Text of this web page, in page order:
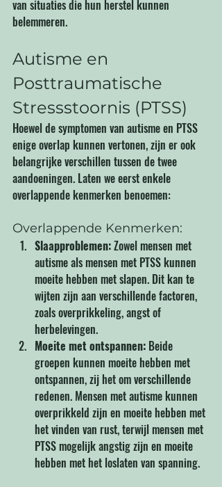
van situaties die hun herstel kunnen
belemmeren.
Autisme en
Posttraumatische
Stressstoornis (PTSS)
Hoewel de symptomen van autisme en PTSS
enige overlap kunnen vertonen, zijn er ook
belangrijke verschillen tussen de twee
aandoeningen. Laten we eerst enkele
overlappende kenmerken benoemen:
Overlappende Kenmerken:
Slaapproblemen: Zowel mensen met
autisme als mensen met PTSS kunnen
moeite hebben met slapen. Dit kan te
wijten zijn aan verschillende factoren,
zoals overprikkeling, angst of
herbelevingen.
Moeite met ontspannen: Beide
groepen kunnen moeite hebben met
ontspannen, zij het om verschillende
redenen. Mensen met autisme kunnen
overprikkeld zijn en moeite hebben met
het vinden van rust, terwijl mensen met
PTSS mogelijk angstig zijn en moeite
hebben met het loslaten van spanning.